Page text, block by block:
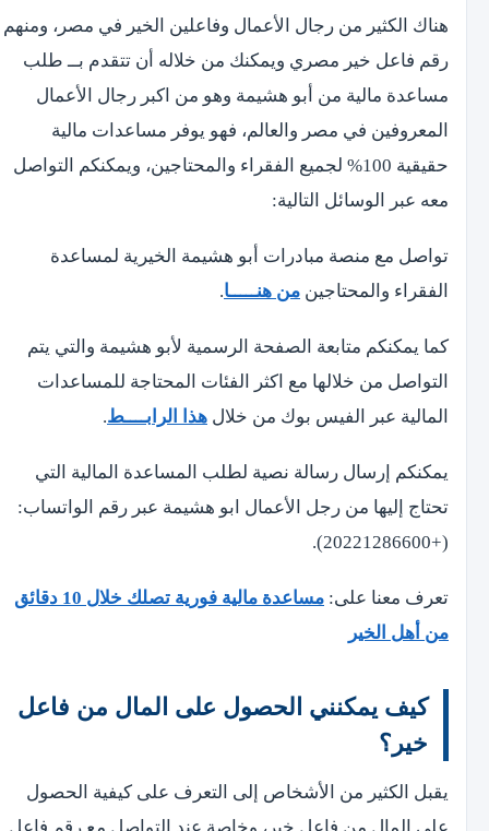
هناك الكثير من رجال الأعمال وفاعلين الخير في مصر، ومنهم
رقم فاعل خير مصري ويمكنك من خلاله أن تتقدم بــ طلب
مساعدة مالية من أبو هشيمة وهو من اكبر رجال الأعمال
المعروفين في مصر والعالم، فهو يوفر مساعدات مالية
حقيقية 100% لجميع الفقراء والمحتاجين، ويمكنكم التواصل
معه عبر الوسائل التالية:
تواصل مع منصة مبادرات أبو هشيمة الخيرية لمساعدة
الفقراء والمحتاجين من هنـــــا.
كما يمكنكم متابعة الصفحة الرسمية لأبو هشيمة والتي يتم
التواصل من خلالها مع اكثر الفئات المحتاجة للمساعدات
المالية عبر الفيس بوك من خلال هذا الرابــــط.
يمكنكم إرسال رسالة نصية لطلب المساعدة المالية التي
تحتاج إليها من رجل الأعمال ابو هشيمة عبر رقم الواتساب:
(+20221286600).
تعرف معنا على:
مساعدة مالية فورية تصلك خلال 10 دقائق
من أهل الخير
كيف يمكنني الحصول على المال من فاعل
خير؟
يقبل الكثير من الأشخاص إلى التعرف على كيفية الحصول